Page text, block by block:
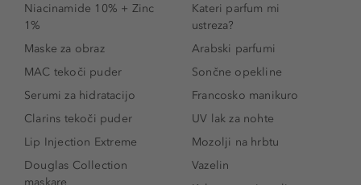
Niacinamide 10% + Zinc
1%
Maske za obraz
MAC tekoči puder
Serumi za hidratacijo
Clarins tekoči puder
Lip Injection Extreme
Douglas Collection
Kateri parfum mi
ustreza?
Arabski parfumi
Sončne opekline
Francosko manikuro
UV lak za nohte
Mozolji na hrbtu
Vazelin